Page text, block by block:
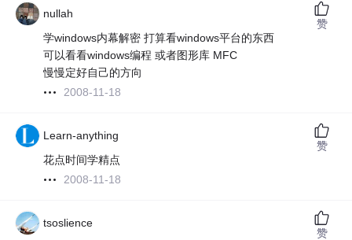
nullah
学windows内幕解密 打算看windows平台的东西
可以看看windows编程 或者图形库 MFC
慢慢定好自己的方向
2008-11-18
赞
Learn-anything
花点时间学精点
2008-11-18
赞
tsoslience
赞